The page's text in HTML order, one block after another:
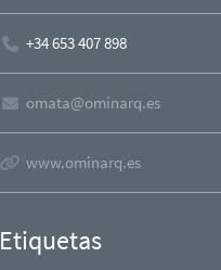
+34 653 407 898
omata@ominarq.es
www.ominarq.es
Etiquetas